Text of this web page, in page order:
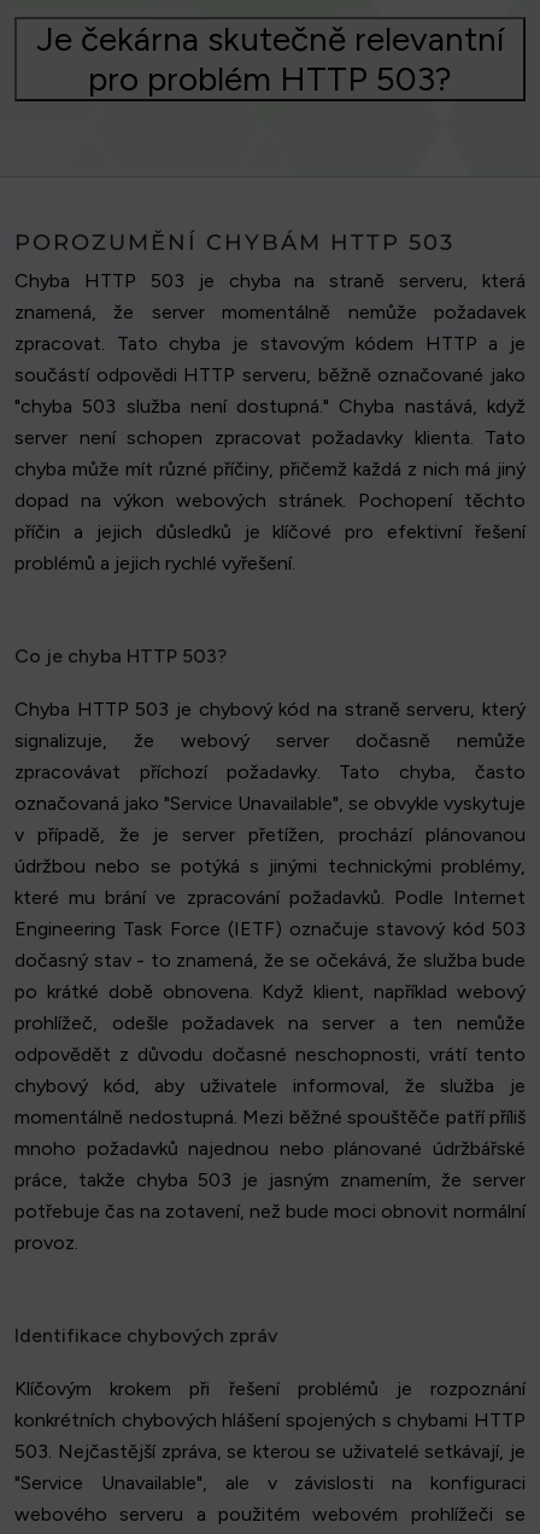
Je čekárna skutečně relevantní
pro problém HTTP 503?
POROZUMĚNÍ CHYBÁM HTTP 503
Chyba HTTP 503 je chyba na straně serveru, která
znamená, že server momentálně nemůže požadavek
zpracovat. Tato chyba je stavovým kódem HTTP a je
součástí odpovědi HTTP serveru, běžně označované jako
"chyba 503 služba není dostupná." Chyba nastává, když
server není schopen zpracovat požadavky klienta. Tato
chyba může mít různé příčiny, přičemž každá z nich má jiný
dopad na výkon webových stránek. Pochopení těchto
příčin a jejich důsledků je klíčové pro efektivní řešení
problémů a jejich rychlé vyřešení.
Co je chyba HTTP 503?
Chyba HTTP 503 je chybový kód na straně serveru, který
signalizuje, že webový server dočasně nemůže
zpracovávat příchozí požadavky. Tato chyba, často
označovaná jako "Service Unavailable", se obvykle vyskytuje
v případě, že je server přetížen, prochází plánovanou
údržbou nebo se potýká s jinými technickými problémy,
které mu brání ve zpracování požadavků. Podle Internet
Engineering Task Force (IETF) označuje stavový kód 503
dočasný stav - to znamená, že se očekává, že služba bude
po krátké době obnovena. Když klient, například webový
prohlížeč, odešle požadavek na server a ten nemůže
odpovědět z důvodu dočasné neschopnosti, vrátí tento
chybový kód, aby uživatele informoval, že služba je
momentálně nedostupná. Mezi běžné spouštěče patří příliš
mnoho požadavků najednou nebo plánované údržbářské
práce, takže chyba 503 je jasným znamením, že server
potřebuje čas na zotavení, než bude moci obnovit normální
provoz.
Identifikace chybových zpráv
Klíčovým krokem při řešení problémů je rozpoznání
konkrétních chybových hlášení spojených s chybami HTTP
503. Nejčastější zpráva, se kterou se uživatelé setkávají, je
"Service Unavailable", ale v závislosti na konfiguraci
webového serveru a použitém webovém prohlížeči se